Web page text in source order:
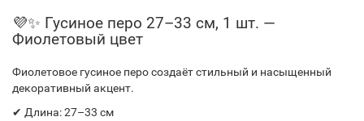
💜✨ Гусиное перо 27–33 см, 1 шт. —
Фиолетовый цвет
Фиолетовое гусиное перо создаёт стильный и насыщенный
декоративный акцент.
✔ Длина: 27–33 см